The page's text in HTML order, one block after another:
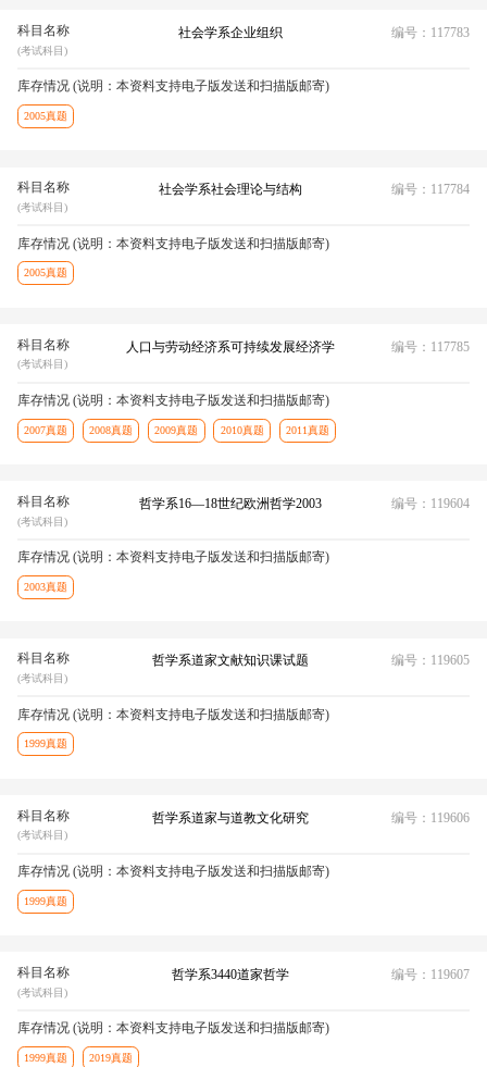
科目名称
(考试科目)
社会学系企业组织 编号：117783
库存情况 (说明：本资料支持电子版发送和扫描版邮寄)
2005真题
科目名称
(考试科目)
社会学系社会理论与结构 编号：117784
库存情况 (说明：本资料支持电子版发送和扫描版邮寄)
2005真题
科目名称
(考试科目)
人口与劳动经济系可持续发展经济学 编号：117785
库存情况 (说明：本资料支持电子版发送和扫描版邮寄)
2007真题 2008真题 2009真题 2010真题 2011真题
科目名称
(考试科目)
哲学系16—18世纪欧洲哲学2003 编号：119604
库存情况 (说明：本资料支持电子版发送和扫描版邮寄)
2003真题
科目名称
(考试科目)
哲学系道家文献知识课试题 编号：119605
库存情况 (说明：本资料支持电子版发送和扫描版邮寄)
1999真题
科目名称
(考试科目)
哲学系道家与道教文化研究 编号：119606
库存情况 (说明：本资料支持电子版发送和扫描版邮寄)
1999真题
科目名称
(考试科目)
哲学系3440道家哲学 编号：119607
库存情况 (说明：本资料支持电子版发送和扫描版邮寄)
1999真题 2019真题